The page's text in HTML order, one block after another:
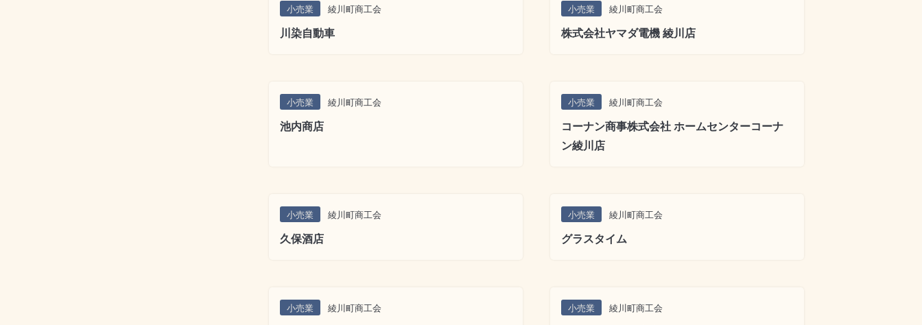
小売業 綾川町商工会
川染自動車
小売業 綾川町商工会
株式会社ヤマダ電機 綾川店
小売業 綾川町商工会
池内商店
小売業 綾川町商工会
コーナン商事株式会社 ホームセンターコーナ
ン綾川店
小売業 綾川町商工会
久保酒店
小売業 綾川町商工会
グラスタイム
小売業 綾川町商工会 小売業 綾川町商工会